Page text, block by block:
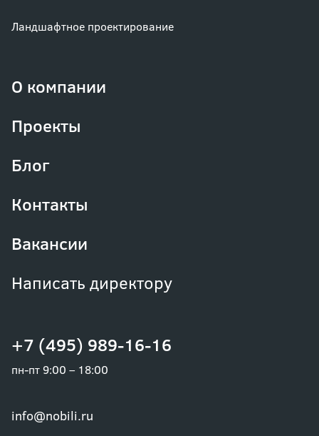
+7 (495) 989-16-16
пн-пт 9:00 – 18:00
info@nobili.ru
Ландшафтное проектирование
О компании
Проекты
Блог
Контакты
Вакансии
Написать директору